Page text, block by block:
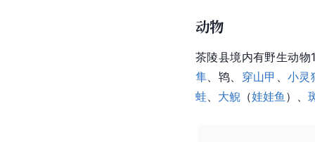
动物
茶陵县境内有野生动
隼 、鸨、 穿山甲
小灵
蛙
大鲵 （娃娃鱼 ）、